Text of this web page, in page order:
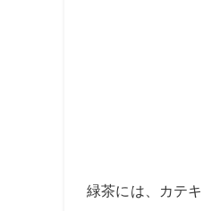
緑茶には、カテ